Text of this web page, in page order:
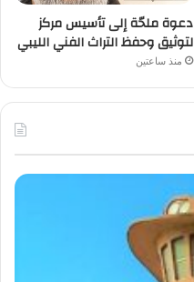
دعوة ملحّة إلى تأسيس مركز
لتوثيق وحفظ التراث الفني الليبي
منذ ساعتين